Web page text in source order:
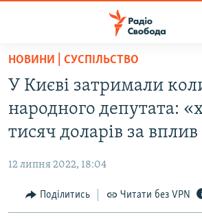
Перейти
основного
матеріалу
Перейти
до
основної
Перейти
до
СТАТТІ
СУСПІЛЬСТВО
РОСІЙСЬКА «ФІЛЬТРАЦІЯ»
ДОНБАС.РЕАЛІЇ
НОВИНИ | СУСПІЛЬСТВО
У Києві затримали
народного депутата:
тисяч доларів за
12 липня 2022, 18:04
Поділитись Читати без VPN